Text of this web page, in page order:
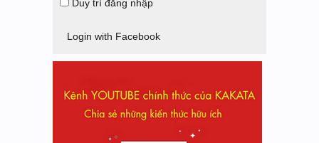
Duy trì đăng nhập
Login with Facebook